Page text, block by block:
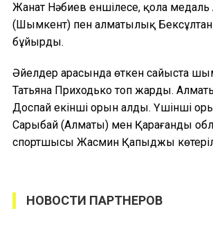
Жанат Нәбиев еншілесе, қола медаль
(Шымкент) пен алматылық
бұйырды.
Әйелдер арасында өткен сайыста
Татьяна Приходько топ жарды.
Доспай екінші орын алды. Үшінші
Сарыбай (Алматы) мен Қарағанды
спортшысы Жасмин Қапыджы
НОВОСТИ ПАРТНЕРОВ